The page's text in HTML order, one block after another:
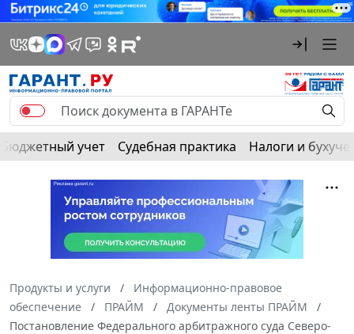
Бюджетный учет Судебная практика Налоги и
Продукты и услуги
Информационно-правовое
обеспечение
ПРАЙМ
Документы ленты ПРАЙМ
Постановление Федерального арбитражного суда Северо-